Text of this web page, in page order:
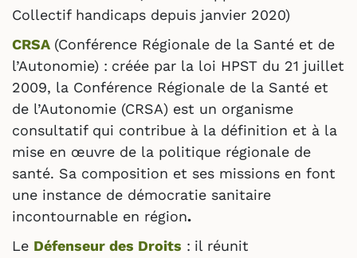
Collectif handicaps depuis janvier 2020)
CRSA (Conférence Régionale de la Santé et de
l’Autonomie) : créée par la loi HPST du 21 juillet
2009, la Conférence Régionale de la Santé et
de l’Autonomie (CRSA) est un organisme
consultatif qui contribue à la définition et à la
mise en œuvre de la politique régionale de
santé. Sa composition et ses missions en font
une instance de démocratie sanitaire
incontournable en région.
Le Défenseur des Droits : il réunit